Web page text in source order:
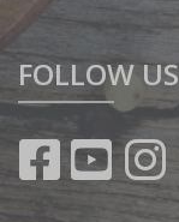
FOLLOW US